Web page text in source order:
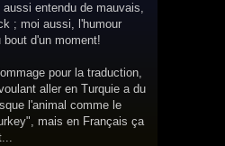
entendu de mauvais,
; moi aussi, l'humour
d'un moment!
pour la traduction,
aller en Turquie a du
l'animal comme le
mais en Français ça